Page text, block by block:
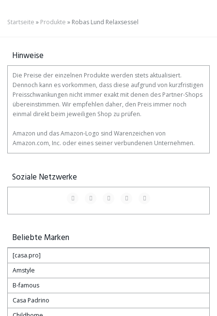
Startseite » Produkte » Robas Lund Relaxsessel
Hinweise
Die Preise der einzelnen Produkte werden stets aktualisiert.
Dennoch kann es vorkommen, dass diese aufgrund von kurzfristigen
Preisschwankungen nicht immer exakt mit denen des Partner-Shops
übereinstimmen. Wir empfehlen daher, den Preis immer noch
einmal direkt beim jeweiligen Shop zu prüfen.
Amazon und das Amazon-Logo sind Warenzeichen von
Amazon.com, Inc. oder eines seiner verbundenen Unternehmen.
Soziale Netzwerke
Beliebte Marken
[casa.pro]
Amstyle
B-famous
Casa Padrino